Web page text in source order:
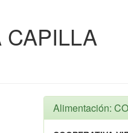
CAPILLA
Alimentación: